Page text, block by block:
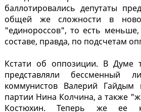
баллотировались депутаты
общей же сложности в
"единороссов", то есть
составе, правда, по подсчетам
Кстати об оппозиции. В Думе
представляли бессменный
коммунистов Валерий
партии Нина Колчина, а также
Костюхин. Теперь же ее